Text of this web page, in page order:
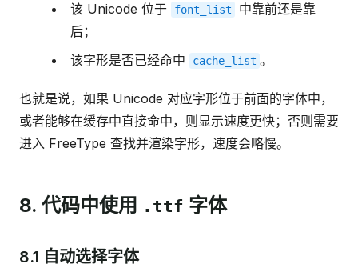
该 Unicode 位于
font_list
中靠前还是靠
后；
该字形是否已经命中
cache_list 。
也就是说，如果 Unicode 对应字形位于前面的字体中，
或者能够在缓存中直接命中，则显示速度更快；否则需要
进入 FreeType 查找并渲染字形，速度会略慢。
8. 代码中使用 .ttf 字体
8.1 自动选择字体